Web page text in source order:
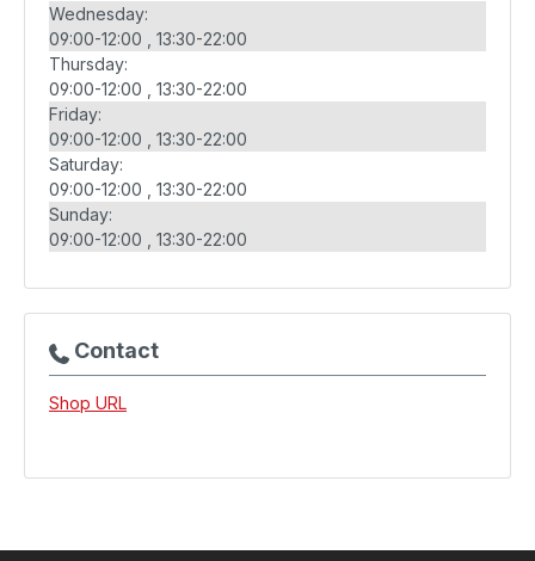
Wednesday:
09:00-12:00
13:30-22:00
Thursday:
09:00-12:00
13:30-22:00
Friday:
09:00-12:00
13:30-22:00
Saturday:
09:00-12:00
13:30-22:00
Sunday:
09:00-12:00
13:30-22:00
Contact
Shop URL